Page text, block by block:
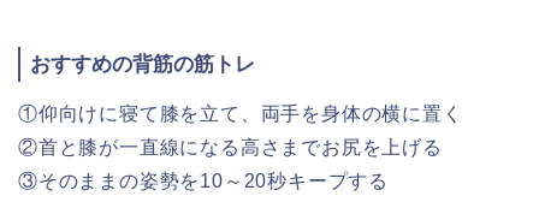
おすすめの背筋の筋トレ
①仰向けに寝て膝を立て、両手を身体の横に置く
②首と膝が一直線になる高さまでお尻を上げる
③そのままの姿勢を10～20秒キープする